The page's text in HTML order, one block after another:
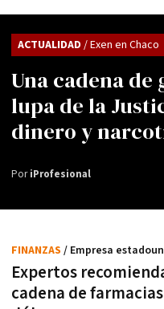
Una cadena
lupa de la
dinero y
ACTUALIDAD / Exen en Chaco
PoriProfesional
Expertos
cadena de
FINANZAS / Empresa